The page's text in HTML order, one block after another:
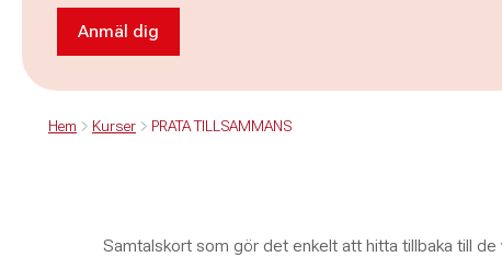
Anmäl dig till PRATA TILLSAMMANS
Anmäl dig
Hem Kurser PRATA TILLSAMMANS
Samtalskort som gör det enkelt att hitta tillbaka till